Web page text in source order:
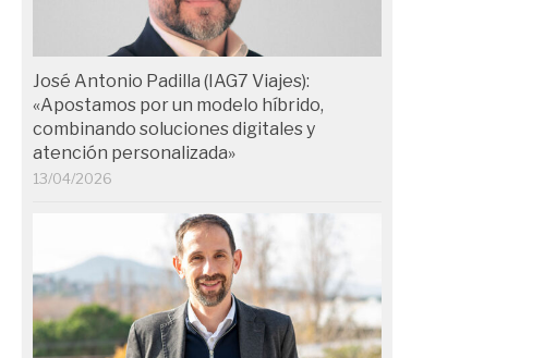
José Antonio Padilla (IAG7 Viajes):
«Apostamos por un modelo híbrido,
combinando soluciones digitales y
atención personalizada»
13/04/2026